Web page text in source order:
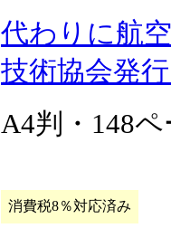
代わりに航
技術協会発
A4判・148
消費税8％対応済み